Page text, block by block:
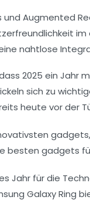
und Augmented
nahtlose
2025 ein Jahr
sich zu
heute vor der
Jahr für die
Galaxy